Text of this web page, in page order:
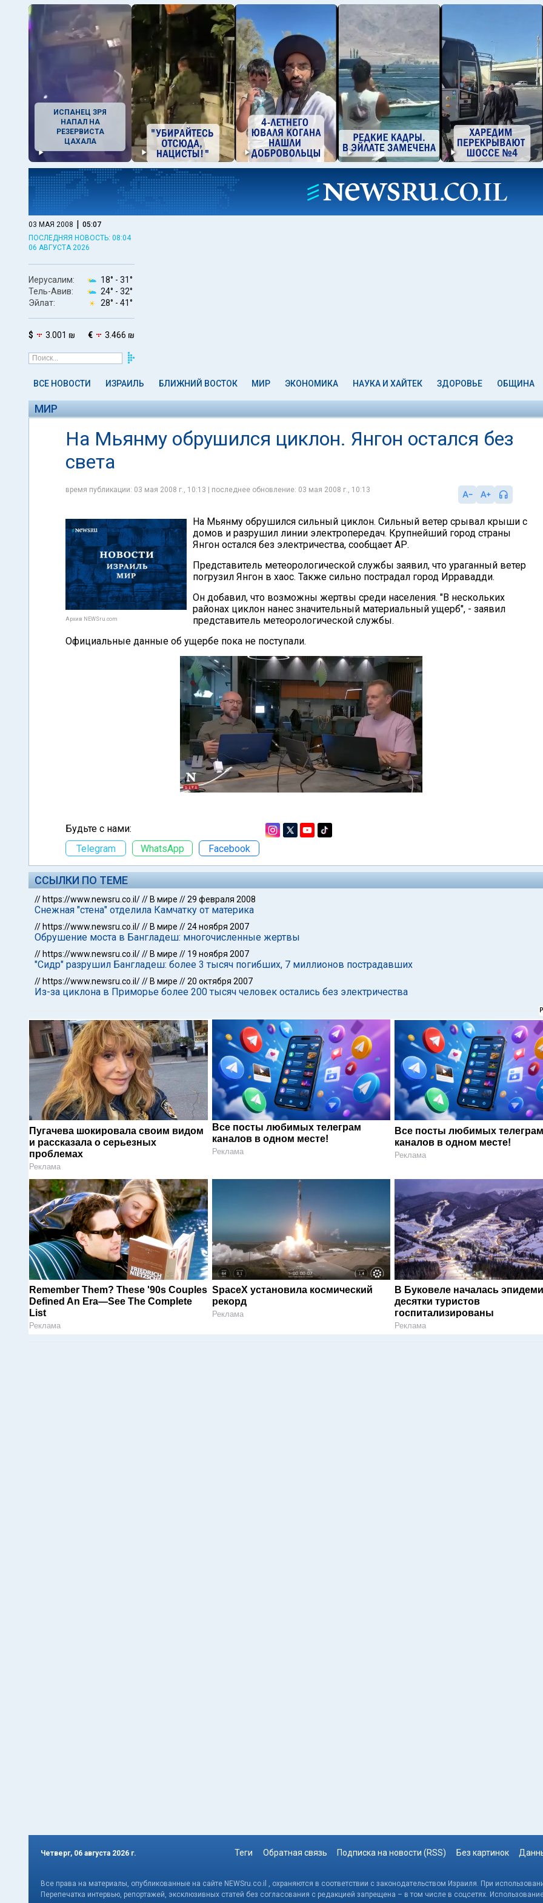
ИСПАНЕЦ ЗРЯ
НАПАЛ НА
РЕЗЕРВИСТА
ЦАХАЛА
03 МАЯ 2008 | 05:07
ПОСЛЕДНЯЯ НОВОСТЬ: 08:04
06 АВГУСТА 2026
Иерусалим: 18° - 31°
Тель-Авив:
24° - 32°
Эйлат:
28° - 41°
$ 3.001 ₪ € 3.466 ₪
ВСЕ НОВОСТИ ИЗРАИЛЬ БЛИЖНИЙ ВОСТОК МИР ЭКОНОМИКА НАУКА И ХАЙТЕК ЗДОРОВЬЕ ОБЩИНА
МИР
На Мьянму обрушился циклон. Янгон остался без
света
время публикации: 03 мая 2008 г., 10:13 | последнее обновление: 03 мая 2008 г., 10:13
Архив NEWSru.com
На Мьянму обрушился сильный циклон. Сильный ветер срывал крыши с
домов и разрушил линии электропередач. Крупнейший город страны
Янгон остался без электричества, сообщает АР.
Представитель метеорологической службы заявил, что ураганный ветер
погрузил Янгон в хаос. Также сильно пострадал город Ирравадди.
Он добавил, что возможны жертвы среди населения. "В нескольких
районах циклон нанес значительный материальный ущерб", - заявил
представитель метеорологической службы.
Официальные данные об ущербе пока не поступали.
Будьте с нами:
Telegram
WhatsApp Facebook
ССЫЛКИ ПО ТЕМЕ
// https://www.newsru.co.il/// В мире //29 февраля 2008
Снежная "стена" отделила Камчатку от материка
// https://www.newsru.co.il/// В мире //24 ноября 2007
Обрушение моста в Бангладеш: многочисленные жертвы
// https://www.newsru.co.il/// В мире // 19 ноября 2007
"Сидр" разрушил Бангладеш: более 3 тысяч погибших, 7 миллионов пострадавших
// https://www.newsru.co.il/// В мире //20 октября 2007
Из-за циклона в Приморье более 200 тысяч человек остались без электричества
Пугачева шокировала своим видом
и рассказала о серьезных
проблемах
Реклама
Все посты любимых телеграм
каналов в одном месте!
Реклама
Все посты любимых
каналов в одном месте!
Реклама
Remember Them? These '90s Couples
Defined An Era—See The Complete
List
Реклама
SpaceX установила космический
рекорд
Реклама
В Буковеле началась
десятки туристов
госпитализированы
Реклама
Четверг, 06 августа 2026 г. Теги Обратная связь Подписка на новости (RSS) Без картинок
Все права на материалы, опубликованные на сайте NEWSru.co.il , охраняются в соответствии с законодательством Израиля. При
Перепечатка интервью, репортажей, эксклюзивных статей без согласования с редакцией запрещена – в том числе в соцсетях.